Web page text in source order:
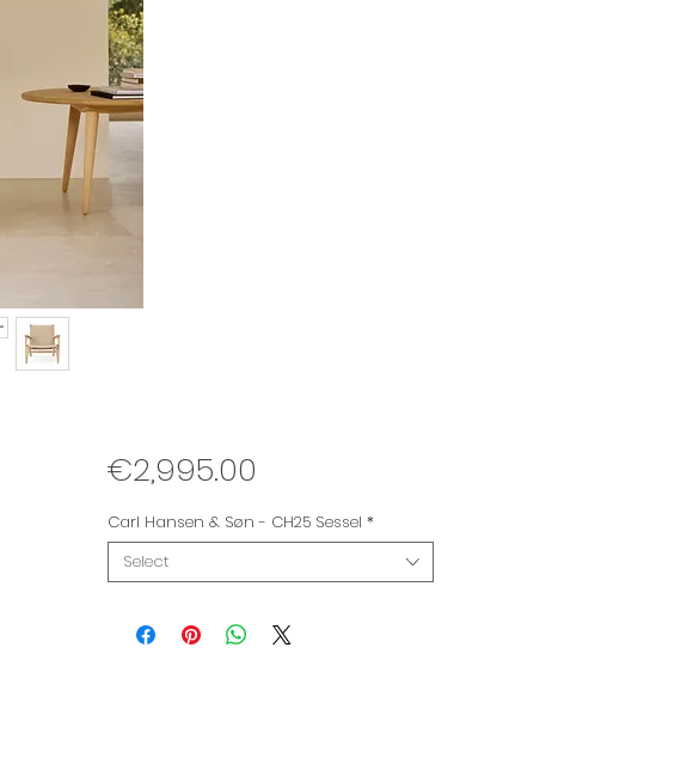
€2,995.00
Carl Hansen & Søn - CH25 Sessel *
Select